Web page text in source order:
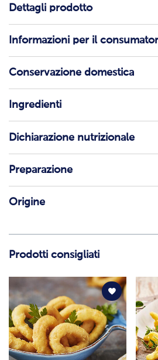
Dettagli prodotto
Informazioni per il
Conservazione domestica
Ingredienti
Dichiarazione nutrizionale
Preparazione
Origine
Prodotti consigliati